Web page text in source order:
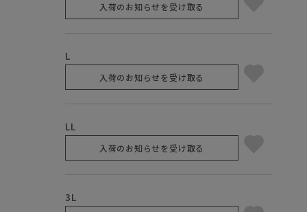
入荷のお知らせを受け取る
L
入荷のお知らせを受け取る
LL
入荷のお知らせを受け取る
3L